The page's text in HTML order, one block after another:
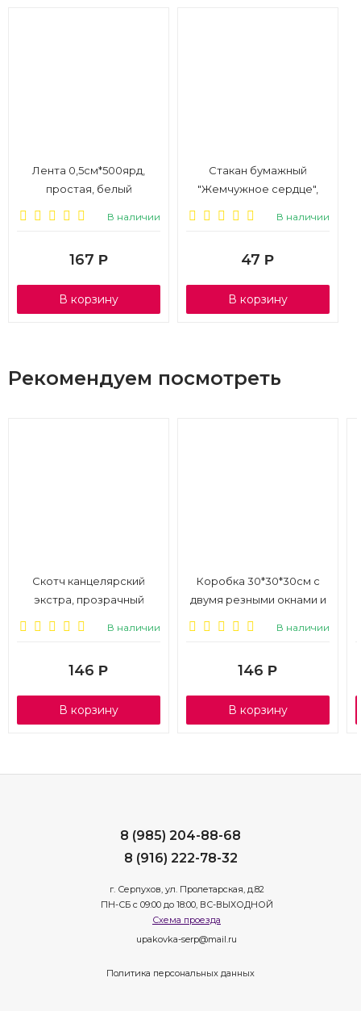
Лента 0,5см*500ярд,
простая, белый
В наличии
167 Р
В корзину
Стакан бумажный
"Жемчужное сердце",
В наличии
47 Р
В корзину
Рекомендуем посмотреть
Скотч канцелярский
экстра, прозрачный
В наличии
146 Р
В корзину
Коробка 30*30*30см с
двумя резными окнами и
В наличии
146 Р
В корзину
8 (985) 204-88-68
8 (916) 222-78-32
г. Серпухов, ул. Пролетарская, д.82
ПН-СБ с 09:00 до 18:00, ВС-ВЫХОДНОЙ
Схема проезда
upakovka-serp@mail.ru
Политика персональных данных